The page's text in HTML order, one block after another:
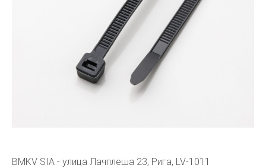
BMKV SIA - улица Лачплеша 23, Рига, LV-1011